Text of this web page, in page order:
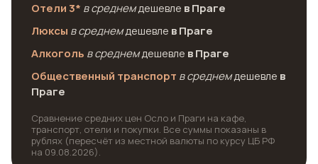
Отели 3* в среднемдешевле в Праге
Люксы в среднемдешевле в Праге
Алкоголь в среднемдешевле в Праге
Общественный транспорт в среднемдешевле в
Праге
Сравнение средних цен Осло и Праги на кафе,
транспорт, отели и покупки. Все суммы показаны в
рублях (пересчёт из местной валюты по курсу ЦБ РФ
на 09.08.2026).